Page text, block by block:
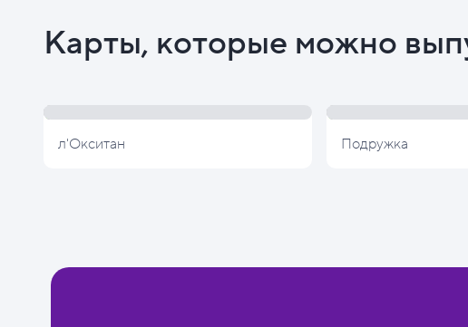
Карты, которые можно
л'Окситан Подружка